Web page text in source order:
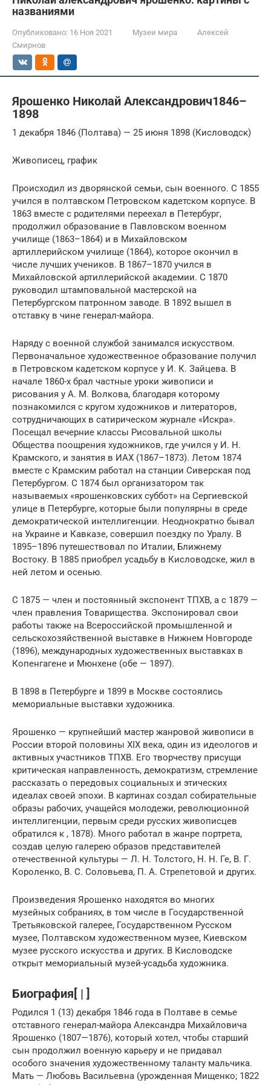
названиями
Опубликовано: 16 Ноя 2021 Музеи мира
Алексей
Смирнов
Ярошенко Николай Александрович1846–
1898
1 декабря 1846 (Полтава) — 25 июня 1898 (Кисловодск)
Живописец, график
Происходил из дворянской семьи, сын военного. С 1855
учился в полтавском Петровском кадетском корпусе. В
1863 вместе с родителями переехал в Петербург,
продолжил образование в Павловском военном
училище (1863–1864) и в Михайловском
артиллерийском училище (1864), которое окончил в
числе лучших учеников. В 1867–1870 учился в
Михайловской артиллерийской академии. С 1870
руководил штамповальной мастерской на
Петербургском патронном заводе. В 1892 вышел в
отставку в чине генерал-майора.
Наряду с военной службой занимался искусством.
Первоначальное художественное образование получил
в Петровском кадетском корпусе у И. К. Зайцева. В
начале 1860-х брал частные уроки живописи и
рисования у А. М. Волкова, благодаря которому
познакомился с кругом художников и литераторов,
сотрудничающих в сатирическом журнале «Искра».
Посещал вечерние классы Рисовальной школы
Общества поощрения художников, где учился у И. Н.
Крамского, и занятия в ИАХ (1867–1873). Летом 1874
вместе с Крамским работал на станции Сиверская под
Петербургом. С 1874 был организатором так
называемых «ярошенковских суббот» на Сергиевской
улице в Петербурге, которые были популярны в среде
демократической интеллигенции. Неоднократно бывал
на Украине и Кавказе, совершил поездку по Уралу. В
1895–1896 путешествовал по Италии, Ближнему
Востоку. В 1885 приобрел усадьбу в Кисловодске, жил в
ней летом и осенью.
С 1875 — член и постоянный экспонент ТПХВ, а с 1879 —
член правления Товарищества. Экспонировал свои
работы также на Всероссийской промышленной и
сельскохозяйственной выставке в Нижнем Новгороде
(1896), международных художественных выставках в
Копенгагене и Мюнхене (обе — 1897).
В 1898 в Петербурге и 1899 в Москве состоялись
мемориальные выставки художника.
Ярошенко — крупнейший мастер жанровой живописи в
России второй половины XIX века, один из идеологов и
активных участников ТПХВ. Его творчеству присущи
критическая направленность, демократизм, стремление
рассказать о передовых социальных и этических
идеалах своей эпохи. В картинах создал собирательные
образы рабочих, учащейся молодежи, революционной
интеллигенции, первым среди русских живописцев
обратился к , 1878). Много работал в жанре портрета,
создав целую галерею образов представителей
отечественной культуры — Л. Н. Толстого, Н. Н. Ге, В. Г.
Короленко, В. С. Соловьева, П. А. Стрепетовой и других.
Произведения Ярошенко находятся во многих
музейных собраниях, в том числе в Государственной
Третьяковской галерее, Государственном Русском
музее, Полтавском художественном музее, Киевском
музее русского искусства и других. В Кисловодске
открыт мемориальный музей-усадьба художника.
Биография[ | ]
Родился 1 (13) декабря 1846 года в Полтаве в семье
отставного генерал-майора Александра Михайловича
Ярошенко (1807—1876), который хотел, чтобы старший
сын продолжил военную карьеру и не придавал
особого значения художественному таланту мальчика.
Мать — Любовь Васильевна (урожденная Мищенко; 1822